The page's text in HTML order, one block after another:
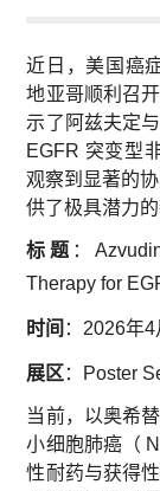
近日，美国癌
地亚哥顺利召
示了阿兹夫定
EGFR 突变型
观察到显著的
供了极具潜力的
标题 ：
Therapy for
时间 ：2026年4
展区 ：Poster
当前，以奥希
小细胞肺癌（
性耐药与获得